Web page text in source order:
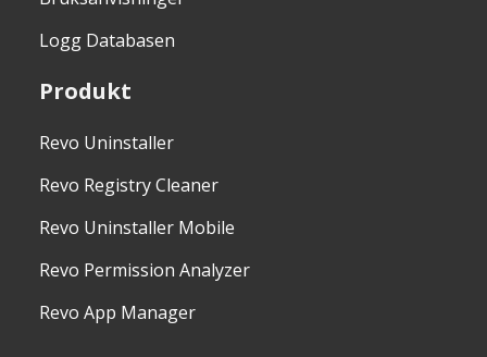
Logg Databasen
Produkt
Revo Uninstaller
Revo Registry Cleaner
Revo Uninstaller Mobile
Revo Permission Analyzer
Revo App Manager